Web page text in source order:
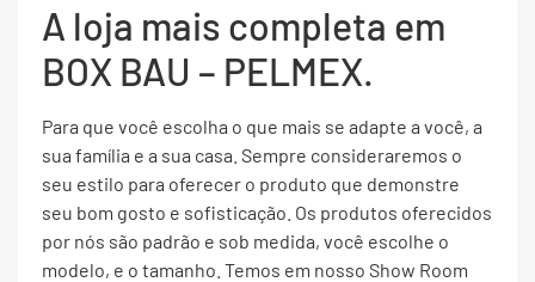
A loja mais completa em
BOX BAU – PELMEX.
Para que você escolha o que mais se adapte a você, a
sua família e a sua casa. Sempre consideraremos o
seu estilo para oferecer o produto que demonstre
seu bom gosto e sofisticação. Os produtos oferecidos
por nós são padrão e sob medida, você escolhe o
modelo, e o tamanho. Temos em nosso Show Room